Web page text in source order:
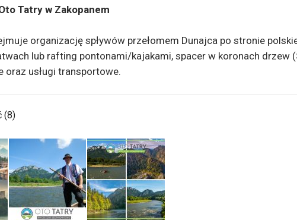
Tatry w Zakopanem
organizację spływów przełomem Dunajca po stronie
lub rafting pontonami/kajakami, spacer w koronach drzew
oraz usługi transportowe.
(8)